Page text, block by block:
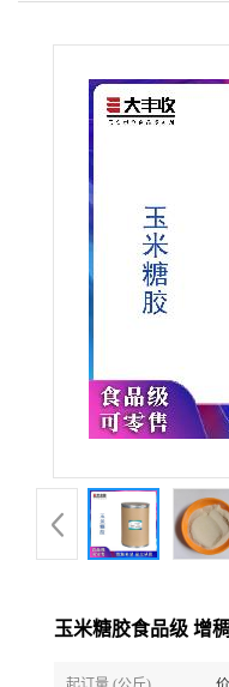
玉米糖胶食品级 增